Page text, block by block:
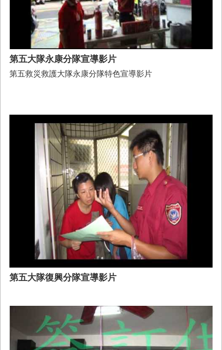
第五大隊永康分隊宣導影片
第五救災救護大隊永康分隊特色宣導影片
第五大隊復興分隊宣導影片